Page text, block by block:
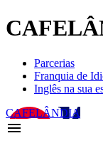
Parcerias
Franquia de
Inglês na sua
CAFELÂNDIA
menu